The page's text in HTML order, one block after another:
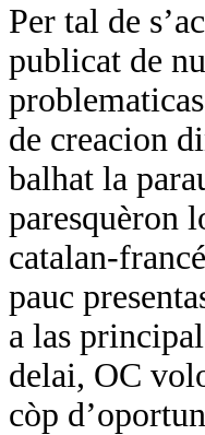
Per tal de
publicat de
de creacion
balhat la
paresquèron
catalan-
pauc
a las
delai, OC
còp